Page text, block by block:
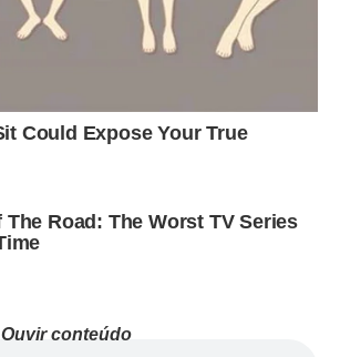
Ouvir conteúdo